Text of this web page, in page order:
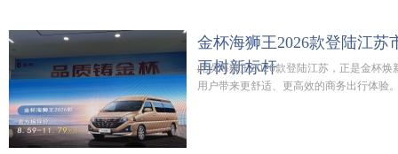
金杯海狮王2026款登陆江苏
再树新标杆
此次海狮王2026款登陆江苏，正是金杯焕
用户带来更舒适、更高效的商务出行体验